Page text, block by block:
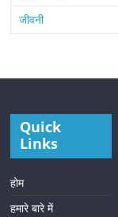
जीवनी
Quick
Links
होम
हमारे बारे में